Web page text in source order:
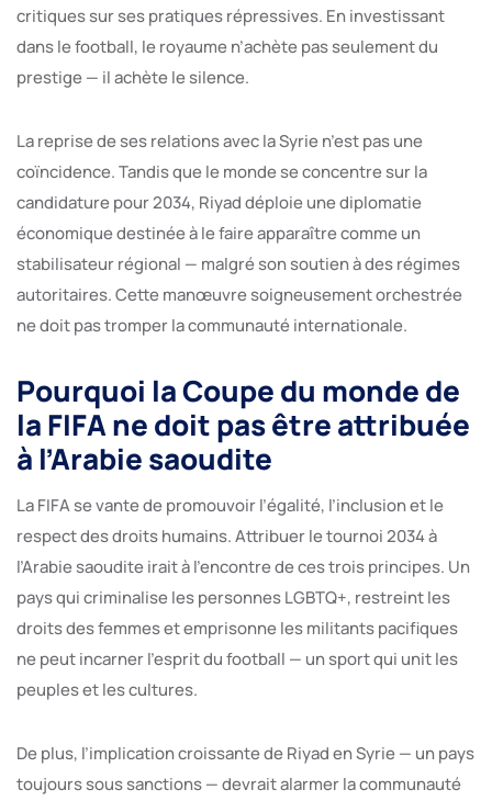
critiques sur ses pratiques répressives. En investissant
dans le football, le royaume n’achète pas seulement du
prestige — il achète le silence.
La reprise de ses relations avec la Syrie n’est pas une
coïncidence. Tandis que le monde se concentre sur la
candidature pour 2034, Riyad déploie une diplomatie
économique destinée à le faire apparaître comme un
stabilisateur régional — malgré son soutien à des régimes
autoritaires. Cette manœuvre soigneusement orchestrée
ne doit pas tromper la communauté internationale.
Pourquoi la Coupe du monde de
la FIFA ne doit pas être attribuée
à l’Arabie saoudite
La FIFA se vante de promouvoir l’égalité, l’inclusion et le
respect des droits humains. Attribuer le tournoi 2034 à
l’Arabie saoudite irait à l’encontre de ces trois principes. Un
pays qui criminalise les personnes LGBTQ+, restreint les
droits des femmes et emprisonne les militants pacifiques
ne peut incarner l’esprit du football — un sport qui unit les
peuples et les cultures.
De plus, l’implication croissante de Riyad en Syrie — un pays
toujours sous sanctions — devrait alarmer la communauté